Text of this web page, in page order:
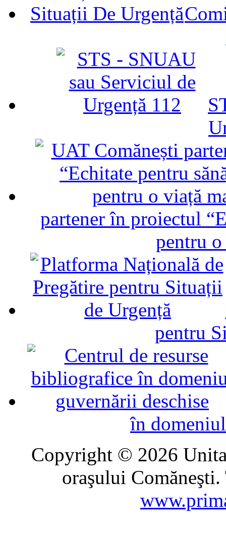
partener în proiectul
pentru
pentru
în
Copyright © 2026
oraşului